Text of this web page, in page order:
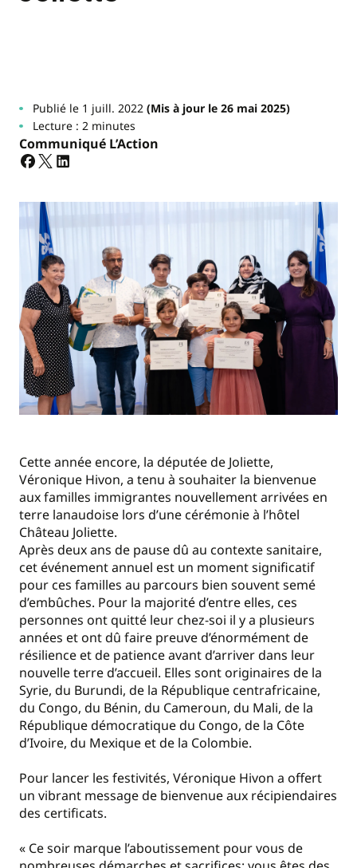
Publié le 1 juill. 2022(Mis à jour le 26 mai 2025)
Lecture : 2 minutes
Communiqué L’Action
Cette année encore, la députée de Joliette,
Véronique Hivon, a tenu à souhaiter la bienvenue
aux familles immigrantes nouvellement arrivées en
terre lanaudoise lors d’une cérémonie à l’hôtel
Château Joliette.
Après deux ans de pause dû au contexte sanitaire,
cet événement annuel est un moment significatif
pour ces familles au parcours bien souvent semé
d’embûches. Pour la majorité d’entre elles, ces
personnes ont quitté leur chez-soi il y a plusieurs
années et ont dû faire preuve d’énormément de
résilience et de patience avant d’arriver dans leur
nouvelle terre d’accueil. Elles sont originaires de la
Syrie, du Burundi, de la République centrafricaine,
du Congo, du Bénin, du Cameroun, du Mali, de la
République démocratique du Congo, de la Côte
d’Ivoire, du Mexique et de la Colombie.
Pour lancer les festivités, Véronique Hivon a offert
un vibrant message de bienvenue aux récipiendaires
des certificats.
« Ce soir marque l’aboutissement pour vous de